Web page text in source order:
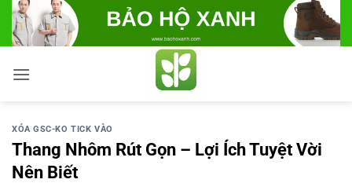
Bỏ
qua
nội
dung
XÓA GSC-KO TICK VÀO
Thang Nhôm Rút Gọn – Lợi Ích Tuyệt Vời
Nên Biết